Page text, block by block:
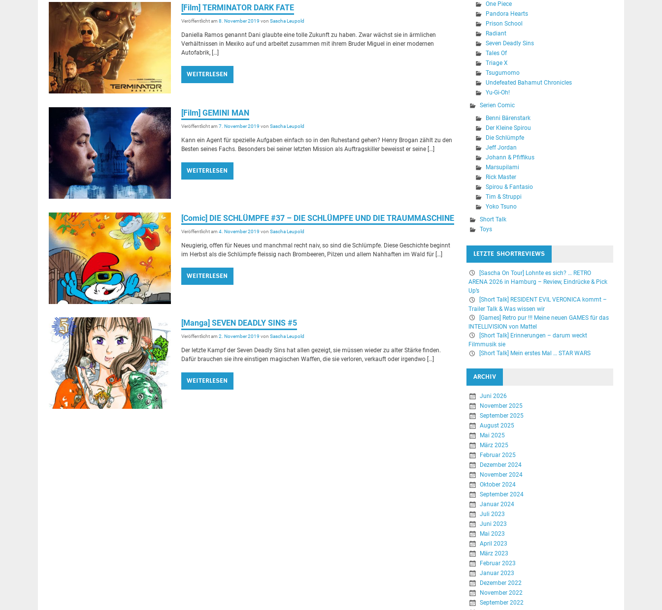
[Film] TERMINATOR DARK FATE
Veröffentlicht am8. November 2019 vonSascha Leupold
Daniella Ramos genannt Dani glaubte eine tolle Zukunft zu haben. Zwar wächst sie in ärmlichen
Verhältnissen in Mexiko auf und arbeitet zusammen mit ihrem Bruder Miguel in einer modernen
Autofabrik, […]
WEITERLESEN
[Film] GEMINI MAN
Veröffentlicht am7. November 2019 vonSascha Leupold
Kann ein Agent für spezielle Aufgaben einfach so in den Ruhestand gehen? Henry Brogan zählt zu den
Besten seines Fachs. Besonders bei seiner letzten Mission als Auftragskiller beweisst er seine […]
WEITERLESEN
[Comic] DIE SCHLÜMPFE #37 – DIE SCHLÜMPFE UND DIE TRAUMMASCHINE
Veröffentlicht am4. November 2019 vonSascha Leupold
Neugierig, offen für Neues und manchmal recht naiv, so sind die Schlümpfe. Diese Geschichte beginnt
im Herbst als die Schlümpfe fleissig nach Brombeeren, Pilzen und allem Nahhaften im Wald für […]
WEITERLESEN
[Manga] SEVEN DEADLY SINS #5
Veröffentlicht am2. November 2019 vonSascha Leupold
Der letzte Kampf der Seven Deadly Sins hat allen gezeigt, sie müssen wieder zu alter Stärke finden.
Dafür brauchen sie ihre einstigen magischen Waffen, die sie verloren, verkauft oder irgendwo […]
WEITERLESEN
One Piece
Pandora Hearts
Prison School
Radiant
Seven Deadly Sins
Tales Of
Triage X
Tsugumomo
Undefeated Bahamut Chronicles
Yu-Gi-Oh!
Serien Comic
Benni Bärenstark
Der Kleine Spirou
Die Schlümpfe
Jeff Jordan
Johann & Pfiffikus
Marsupilami
Rick Master
Spirou & Fantasio
Tim & Struppi
Yoko Tsuno
Short Talk
Toys
LETZTE SHORTREVIEWS
[Sascha On Tour] Lohnte es sich? … RETRO
ARENA 2026 in Hamburg – Review, Eindrücke & Pick
Up’s
[Short Talk] RESIDENT EVIL VERONICA kommt –
Trailer Talk & Was wissen wir
[Games] Retro pur !!! Meine neuen GAMES für das
INTELLIVISION von Mattel
[Short Talk] Erinnerungen – darum weckt
Filmmusik sie
[Short Talk] Mein erstes Mal … STAR WARS
ARCHIV
Juni 2026
November 2025
September 2025
August 2025
Mai 2025
März 2025
Februar 2025
Dezember 2024
November 2024
Oktober 2024
September 2024
Januar 2024
Juli 2023
Juni 2023
Mai 2023
April 2023
März 2023
Februar 2023
Januar 2023
Dezember 2022
November 2022
September 2022